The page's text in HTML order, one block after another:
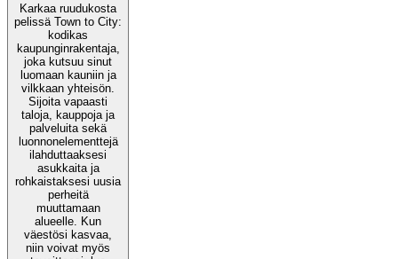
Karkaa ruudukosta
pelissä Town to City:
kodikas
kaupunginrakentaja,
joka kutsuu sinut
luomaan kauniin ja
vilkkaan yhteisön.
Sijoita vapaasti
taloja, kauppoja ja
palveluita sekä
luonnonelementtejä
ilahduttaaksesi
asukkaita ja
rohkaistaksesi uusia
perheitä
muuttamaan
alueelle. Kun
väestösi kasvaa,
niin voivat myös